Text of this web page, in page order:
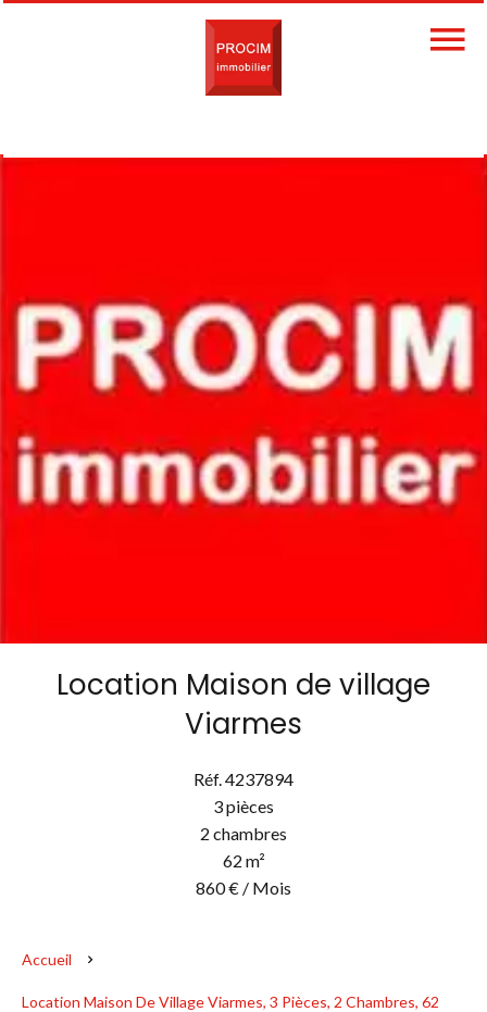
Location Maison de village
Viarmes
Réf. 4237894
3 pièces
2 chambres
62 m²
860 € / Mois
Accueil
Location Maison De Village Viarmes, 3 Pièces, 2 Chambres, 62